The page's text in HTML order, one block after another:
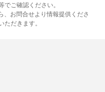
ご確認ください。
、お問合せより情報提供くださ
ただきます。